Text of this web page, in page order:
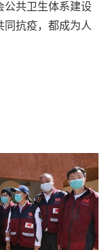
公共卫生体系建设
同抗疫，都成为人